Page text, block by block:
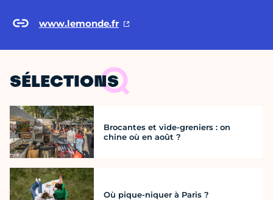
www.lemonde.fr
SÉLECTIONS
Brocantes et vide-greniers : on
chine où en août ?
Où pique-niquer à Paris ?